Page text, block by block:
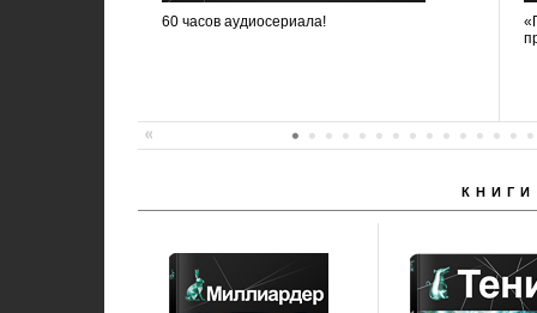
60 часов аудиосериала!
КНИГИ